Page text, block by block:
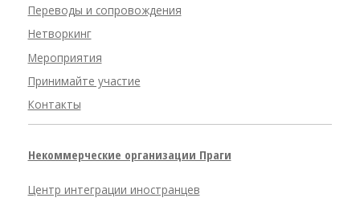
Переводы и сопровождения
Нетворкинг
Мероприятия
Принимайте участие
Контакты
Некоммерческие организации Праги
Центр интеграции иностранцев